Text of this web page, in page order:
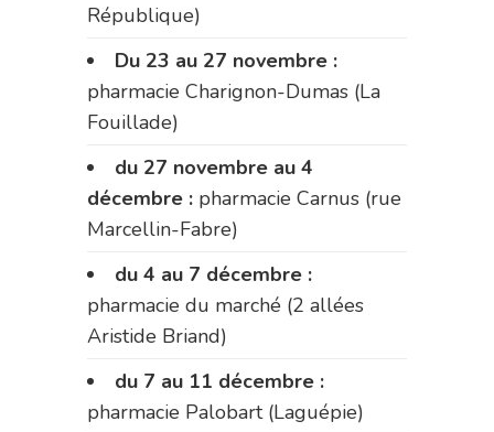
République)
Du 23 au 27 novembre :
pharmacie Charignon-Dumas (La
Fouillade)
du 27 novembre au 4
décembre : pharmacie Carnus (rue
Marcellin-Fabre)
du 4 au 7 décembre :
pharmacie du marché (2 allées
Aristide Briand)
du 7 au 11 décembre :
pharmacie Palobart (Laguépie)